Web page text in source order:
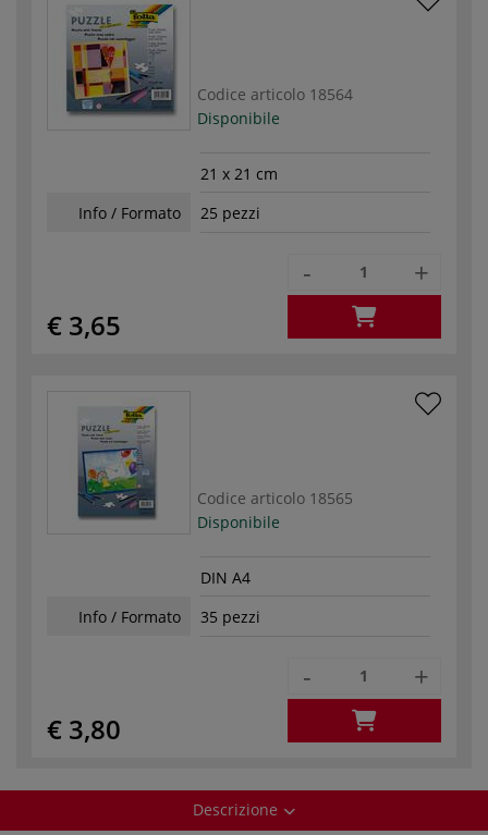
Codice articolo 18564
Disponibile
21 x 21 cm
Info / Formato
25 pezzi
€ 3,65
- +
Codice articolo 18565
Disponibile
DIN A4
Info / Formato
35 pezzi
€ 3,80
- +
Descrizione